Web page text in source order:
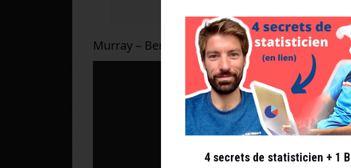
Murray – Berrettini, Open d’Australie 2023 : les
4 secrets de statisticien + 1